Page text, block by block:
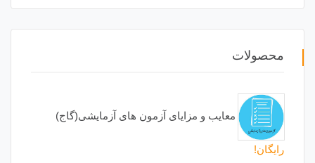
محصولات
معایب و مزایای آزمون های آزمایشی(گاج)
رایگان!